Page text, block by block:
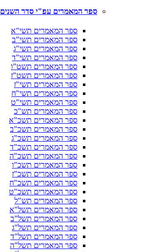
ספר המאמרים עפ"י סדר השנים
ספר המאמרים תשי"א
ספר המאמרים תשי"ב
ספר המאמרים תשי"ג
ספר המאמרים תשי"ד
ספר המאמרים תשט"ו
ספר המאמרים תשט"ז
ספר המאמרים תשי"ז
ספר המאמרים תשי"ח
ספר המאמרים תשי"ט
ספר המאמרים תש"כ
ספר המאמרים תשכ"א
ספר המאמרים תשכ"ב
ספר המאמרים תשכ"ג
ספר המאמרים תשכ"ד
ספר המאמרים תשכ"ה
ספר המאמרים תשכ"ו
ספר המאמרים תשכ"ז
ספר המאמרים תשכ"ח
ספר המאמרים תשכ"ט
ספר המאמרים תש"ל
ספר המאמרים תשל"א
ספר המאמרים תשל"ב
ספר המאמרים תשל"ג
ספר המאמרים תשל"ד
ספר המאמרים תשל"ה